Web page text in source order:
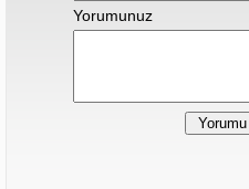
Yorumunuz